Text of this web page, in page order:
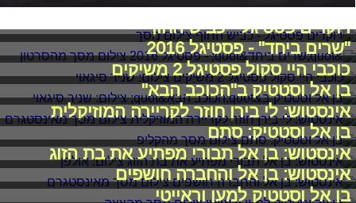
רוקדים פסטיגל - כביש החוף
"שרים ביחד" - פסטיגל 2016
כוכבי היי סקול פסטיגל 2 משיקים
בן אל וסטטיק ב"הכוכב הבא"
אינסטוש: לי בירן חוזר לקריירה המוזיקלית
בן אל וסטטיק: סתם
אינסטוש: בן אל תבורי מפתיע את בת הזוג
אינסטוש: בן אל והחברה חושפים
בן אל וסטטיק למען וראייטי